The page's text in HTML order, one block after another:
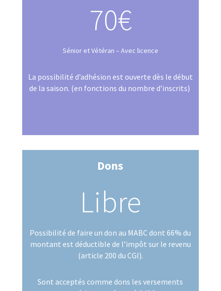
70€
Sénior et Vétéran – Avec licence
La possibilité d’adhésion est ouverte dès le début
de la saison. (en fonctions du nombre d’inscrits)
Dons
Libre
Possibilité de faire un don au MABC dont 66% du
montant est déductible de l’impôt sur le revenu
(article 200 du CGI).
Sont acceptés comme dons les versements